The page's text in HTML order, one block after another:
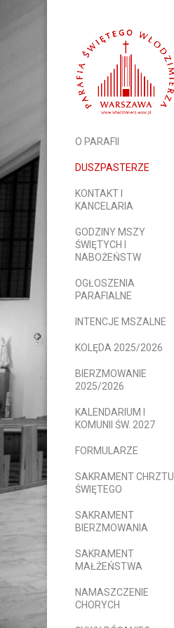
O PARAFII
DUSZPASTERZE
KONTAKT I
KANCELARIA
GODZINY MSZY
ŚWIĘTYCH I
NABOŻEŃSTW
OGŁOSZENIA
PARAFIALNE
INTENCJE MSZALNE
KOLĘDA 2025/2026
BIERZMOWANIE
2025/2026
KALENDARIUM I
KOMUNII ŚW. 2027
FORMULARZE
SAKRAMENT CHRZTU
ŚWIĘTEGO
SAKRAMENT
BIERZMOWANIA
SAKRAMENT
MAŁŻEŃSTWA
NAMASZCZENIE
CHORYCH